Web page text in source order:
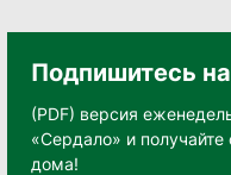
Подпишитесь
(PDF) версия
«Сердало» и
дома!